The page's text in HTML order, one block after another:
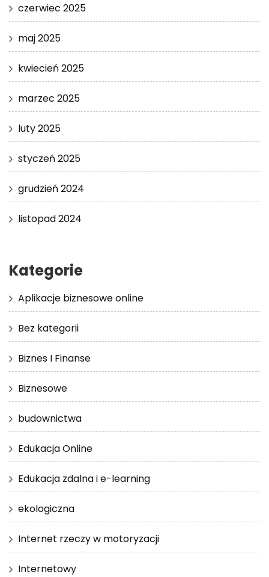
czerwiec 2025
maj 2025
kwiecień 2025
marzec 2025
luty 2025
styczeń 2025
grudzień 2024
listopad 2024
Kategorie
Aplikacje biznesowe online
Bez kategorii
Biznes I Finanse
Biznesowe
budownictwa
Edukacja Online
Edukacja zdalna i e-learning
ekologiczna
Internet rzeczy w motoryzacji
Internetowy